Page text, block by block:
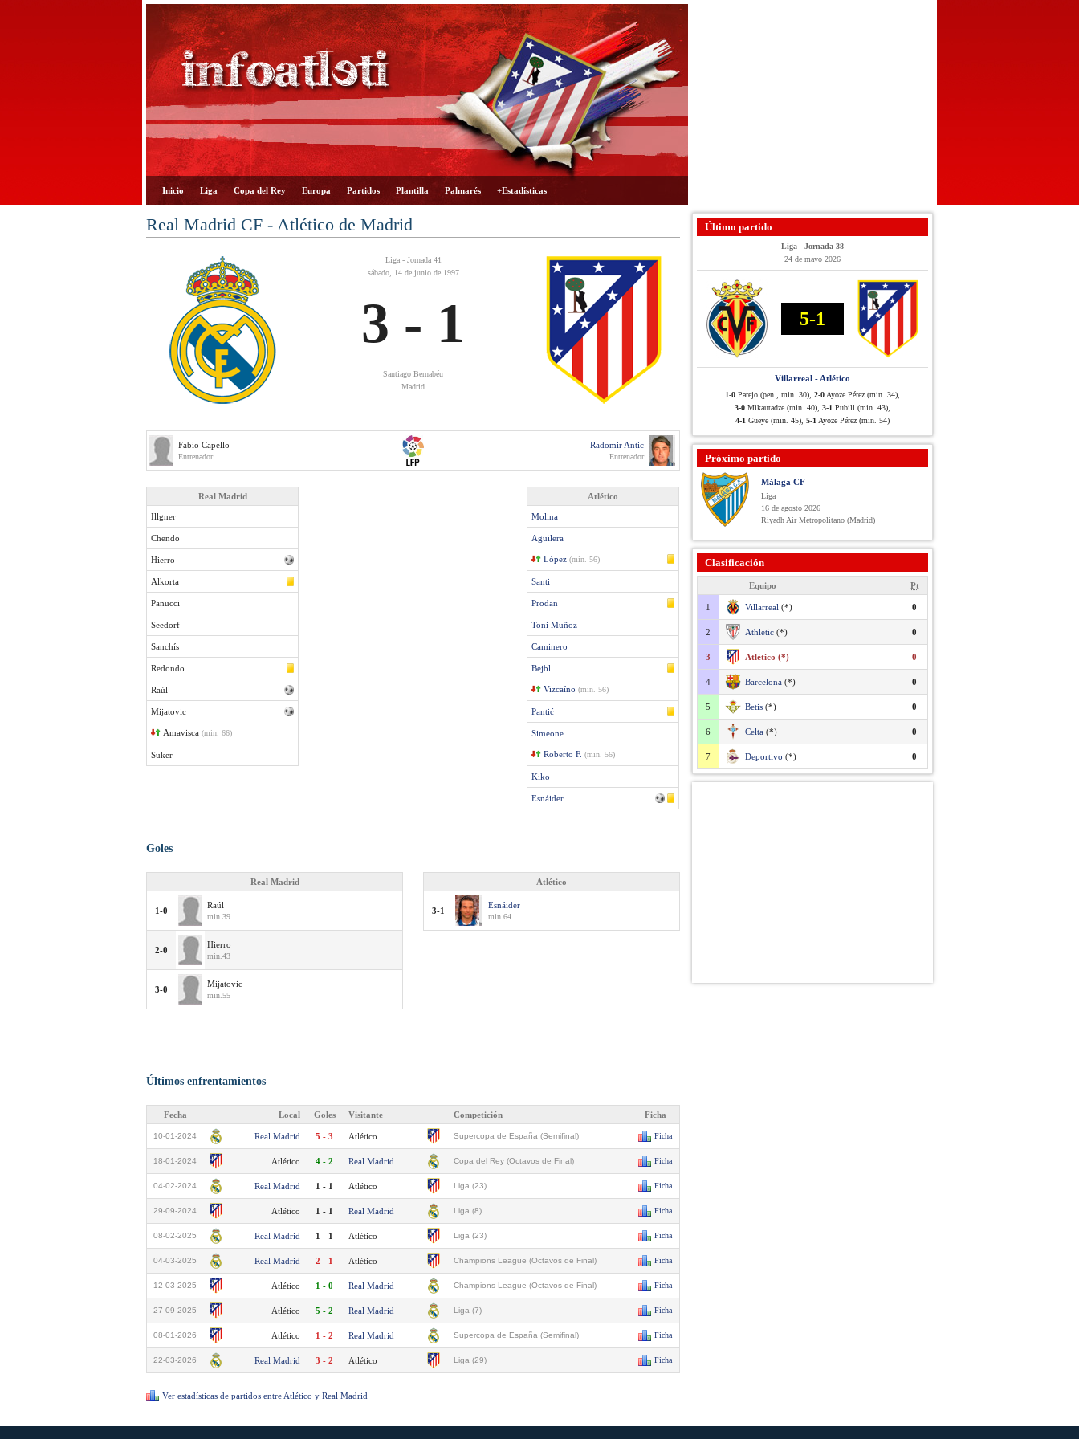
Inicio Liga Copa del Rey Europa Partidos Plantilla Palmarés +Estadísticas
Real Madrid CF - Atlético de Madrid
Liga - Jornada 41
sábado, 14 de junio de 1997
3 - 1
Santiago Bernabéu
Madrid
Fabio Capello
Entrenador
Radomir Antic
Entrenador
Real Madrid
Illgner
Chendo
Hierro
Alkorta
Panucci
Seedorf
Sanchís
Redondo
Raúl
Mijatovic
Amavisca (min. 66)
Suker
Atlético
Molina
Aguilera
López (min. 56)
Santi
Prodan
Toni Muñoz
Caminero
Bejbl
Vizcaíno (min. 56)
Pantić
Simeone
Roberto F. (min. 56)
Kiko
Esnáider
Goles
Real Madrid
1-0
Raúl
min.39
2-0
Hierro
min.43
3-0
Mijatovic
min.55
Atlético
3-1
Esnáider
min.64
Últimos enfrentamientos
Fecha Local Goles Visitante Competición Ficha
10-01-2024 Real Madrid 5 - 3 Atlético Supercopa de España (Semifinal) Ficha
18-01-2024 Atlético 4 - 2 Real Madrid Copa del Rey (Octavos de Final) Ficha
04-02-2024 Real Madrid 1 - 1 Atlético Liga (23) Ficha
29-09-2024 Atlético 1 - 1 Real Madrid Liga (8) Ficha
08-02-2025 Real Madrid 1 - 1 Atlético Liga (23) Ficha
04-03-2025 Real Madrid 2 - 1 Atlético Champions League (Octavos de Final) Ficha
12-03-2025 Atlético 1 - 0 Real Madrid Champions League (Octavos de Final) Ficha
27-09-2025 Atlético 5 - 2 Real Madrid Liga (7) Ficha
08-01-2026 Atlético 1 - 2 Real Madrid Supercopa de España (Semifinal) Ficha
22-03-2026 Real Madrid 3 - 2 Atlético Liga (29) Ficha
Ver estadísticas de partidos entre Atlético y Real Madrid
Último partido
Liga - Jornada 38
24 de mayo 2026
5-1
Villarreal - Atlético
1-0 Parejo (pen., min. 30), 2-0 Ayoze Pérez (min. 34),
3-0 Mikautadze (min. 40), 3-1 Pubill (min. 43),
4-1 Gueye (min. 45), 5-1 Ayoze Pérez (min. 54)
Próximo partido
Málaga CF
Liga
16 de agosto 2026
Riyadh Air Metropolitano (Madrid)
Clasificación
Equipo Pt
1 Villarreal (*) 0
2 Athletic (*) 0
3 Atlético (*) 0
4 Barcelona (*) 0
5 Betis (*) 0
6 Celta (*) 0
7 Deportivo (*) 0